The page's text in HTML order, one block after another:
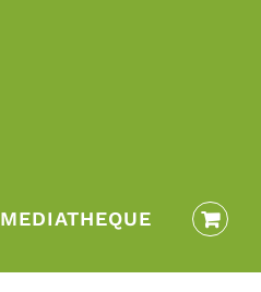
MEDIATHEQUE